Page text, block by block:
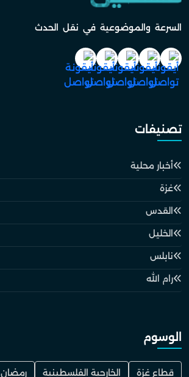
السرعة والموضوعية في نقل الحدث
تصنيفات
أخبار محلية
غزة
القدس
الخليل
نابلس
رام الله
الوسوم
قطاع غزة الخارجية الفلسطينية رمضان